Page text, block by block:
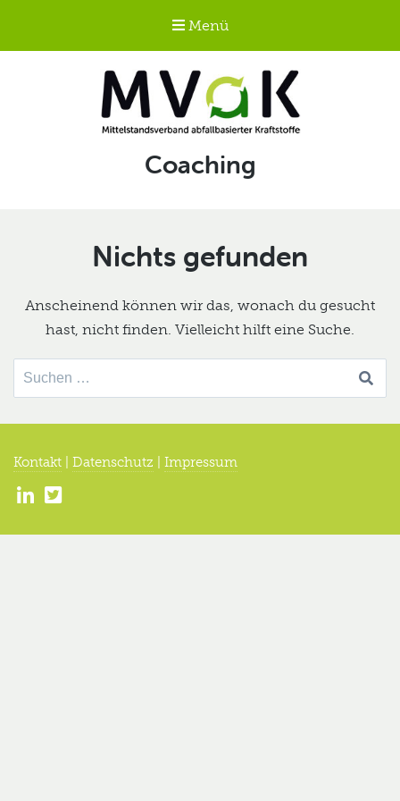
Menü
Mittelstandsverband
abfallbasierter
Schlagwort:
Coaching
Nichts gefunden
Anscheinend können wir das, wonach du gesucht
hast, nicht finden. Vielleicht hilft eine Suche.
Suche
nach:
Kontakt Datenschutz Impressum